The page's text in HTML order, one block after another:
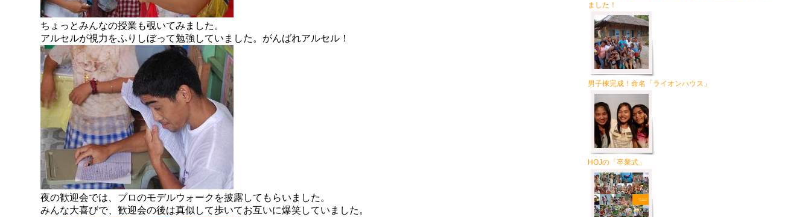
ちょっとみんなの授業も覗いてみました。
アルセルが視力をふりしぼって勉強していました。がんばれアルセル！
夜の歓迎会では、プロのモデルウォークを披露してもらいました。
みんな大喜びで、歓迎会の後は真似して歩いてお互いに爆笑していました。
ました！
男子棟完成！命名「ライオンハウス」
HOJの「卒業式」